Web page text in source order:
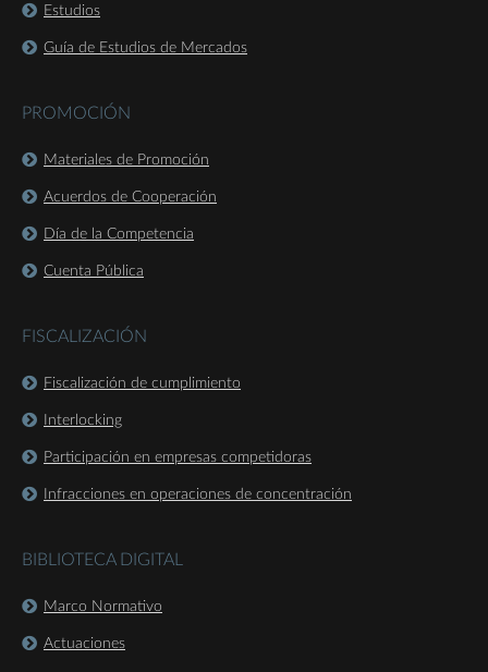
Estudios
Guía de Estudios de Mercados
PROMOCIÓN
Materiales de Promoción
Acuerdos de Cooperación
Día de la Competencia
Cuenta Pública
FISCALIZACIÓN
Fiscalización de cumplimiento
Interlocking
Participación en empresas competidoras
Infracciones en operaciones de concentración
BIBLIOTECA DIGITAL
Marco Normativo
Actuaciones